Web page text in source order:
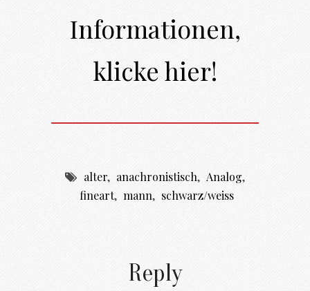
Informationen,
klicke hier!
alter, anachronistisch, Analog,
fineart, mann, schwarz/weiss
Reply